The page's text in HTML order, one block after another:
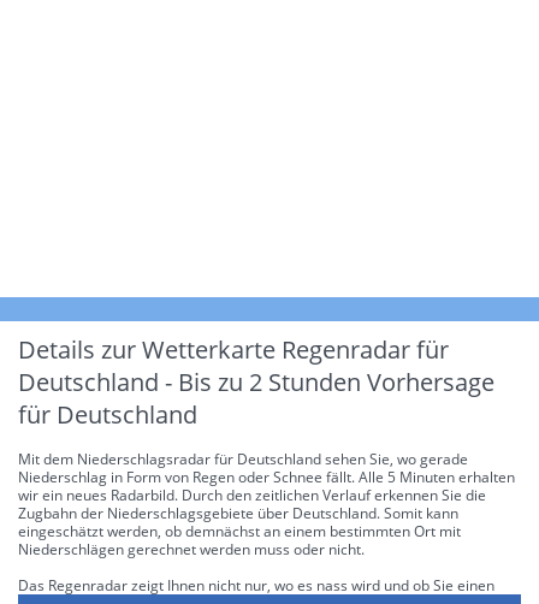
Details zur Wetterkarte Regenradar für
Deutschland - Bis zu 2 Stunden Vorhersage
für Deutschland
Mit dem Niederschlagsradar für Deutschland sehen Sie, wo gerade
Niederschlag in Form von Regen oder Schnee fällt. Alle 5 Minuten erhalten
wir ein neues Radarbild. Durch den zeitlichen Verlauf erkennen Sie die
Zugbahn der Niederschlagsgebiete über Deutschland. Somit kann
eingeschätzt werden, ob demnächst an einem bestimmten Ort mit
Niederschlägen gerechnet werden muss oder nicht.
Das Regenradar zeigt Ihnen nicht nur, wo es nass wird und ob Sie einen